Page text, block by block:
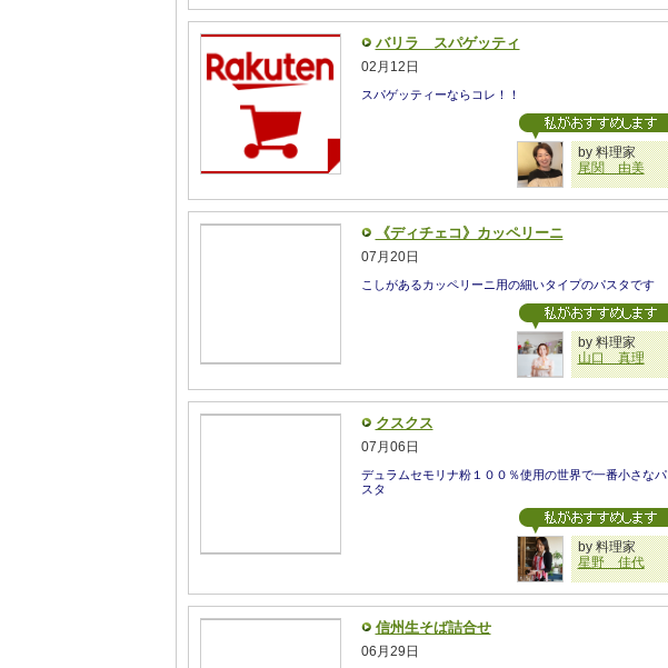
バリラ スパゲッティ
02月12日
スパゲッティーならコレ！！
by 料理家
尾関 由美
《ディチェコ》カッペリーニ
07月20日
こしがあるカッペリーニ用の細いタイプのパスタです
by 料理家
山口 真理
クスクス
07月06日
デュラムセモリナ粉１００％使用の世界で一番小さなパ
スタ
by 料理家
星野 佳代
信州生そば詰合せ
06月29日